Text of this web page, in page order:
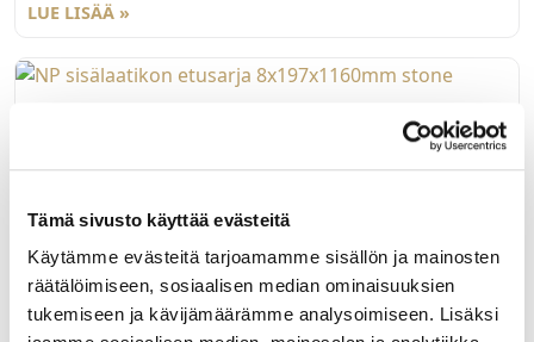
Tämä sivusto käyttää evästeitä
Käytämme evästeitä tarjoamamme sisällön ja mainosten
räätälöimiseen, sosiaalisen median ominaisuuksien
tukemiseen ja kävijämäärämme analysoimiseen. Lisäksi
G81084. Myydään kappaleittain. 100 kpl/ltk.
LUE LISÄÄ »
NP sisälaatikon etusarja 8x197x1160mm stone
m korkealle laatikolle. Väri Stone.
LUE LISÄÄ »